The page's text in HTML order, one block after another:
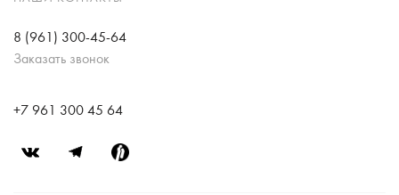
8 (961) 300-45-64
Заказать звонок
+7 961 300 45 64